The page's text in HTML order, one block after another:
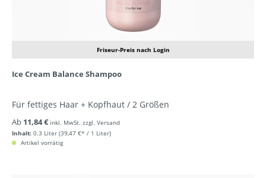
Friseur-Preis nach Login
Ice Cream Balance Shampoo
Für fettiges Haar + Kopfhaut / 2 Größen
Inhalt: 0.3 Liter (39,47 €* / 1 Liter)
Ab 11,84 € inkl. MwSt. zzgl. Versand
Artikel vorrätig